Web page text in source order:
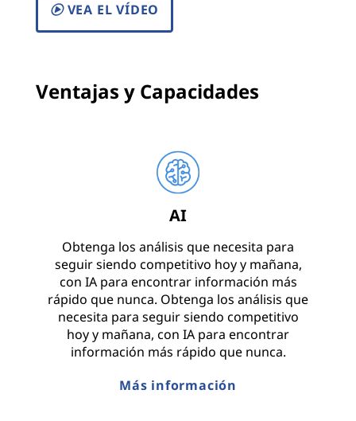
VEA EL VÍDEO
Ventajas y Capacidades
AI
Obtenga los análisis que necesita para
seguir siendo competitivo hoy y mañana,
con IA para encontrar información más
rápido que nunca. Obtenga los análisis que
necesita para seguir siendo competitivo
hoy y mañana, con IA para encontrar
información más rápido que nunca.
Más información